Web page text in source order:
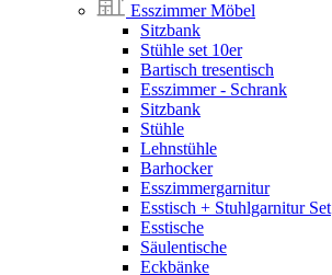
Esszimmer Möbel
Sitzbank
Stühle set 10er
Bartisch tresentisch
Esszimmer - Schrank
Sitzbank
Stühle
Lehnstühle
Barhocker
Esszimmergarnitur
Esstisch + Stuhlgarnitur Set
Esstische
Säulentische
Eckbänke